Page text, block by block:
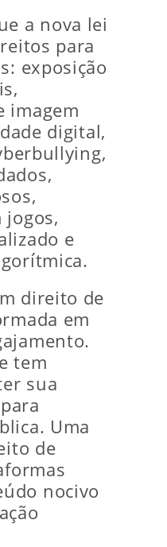
a nova lei
para
exposição
imagem
digital,
jogos,
e
direito de
em
tem
sua
Uma
de
nocivo